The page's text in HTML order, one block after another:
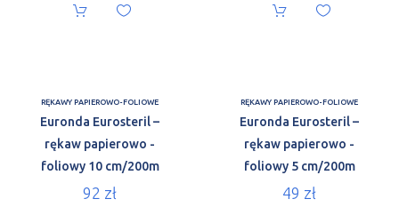
RĘKAWY PAPIEROWO-FOLIOWE
Euronda Eurosteril –
rękaw papierowo -
foliowy 10 cm/200m
92 zł
RĘKAWY PAPIEROWO-FOLIOWE
Euronda Eurosteril –
rękaw papierowo -
foliowy 5 cm/200m
49 zł